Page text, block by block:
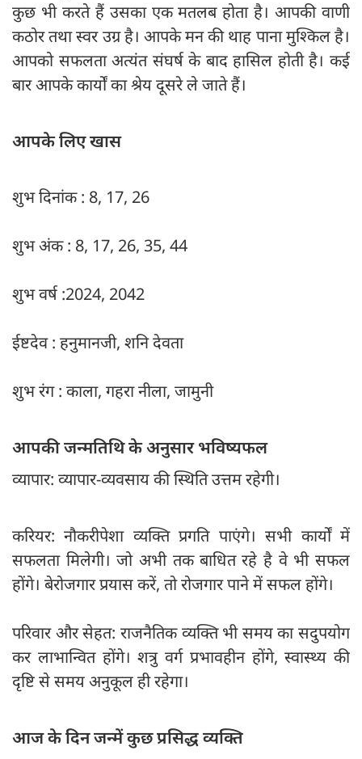
कुछ भी करते हैं उसका एक मतलब होता है। आपकी वाणी
कठोर तथा स्वर उग्र है। आपके मन की थाह पाना मुश्किल है।
आपको सफलता अत्यंत संघर्ष के बाद हासिल होती है। कई
बार आपके कार्यों का श्रेय दूसरे ले जाते हैं।
आपके लिए खास
शुभ दिनांक : 8, 17, 26
शुभ अंक : 8, 17, 26, 35, 44
शुभ वर्ष :2024, 2042
ईष्टदेव : हनुमानजी, शनि देवता
शुभ रंग : काला, गहरा नीला, जामुनी
आपकी जन्मतिथि के अनुसार भविष्यफल
व्यापार: व्यापार-व्यवसाय की स्थिति उत्तम रहेगी।
करियर: नौकरीपेशा व्यक्ति प्रगति पाएंगे। सभी कार्यों में
सफलता मिलेगी। जो अभी तक बाधित रहे है वे भी सफल
होंगे। बेरोजगार प्रयास करें, तो रोजगार पाने में सफल होंगे।
परिवार और सेहत: राजनैतिक व्यक्ति भी समय का सदुपयोग
कर लाभान्वित होंगे। शत्रु वर्ग प्रभावहीन होंगे, स्वास्थ्य की
दृष्टि से समय अनुकूल ही रहेगा।
आज के दिन जन्में कुछ प्रसिद्ध व्यक्ति